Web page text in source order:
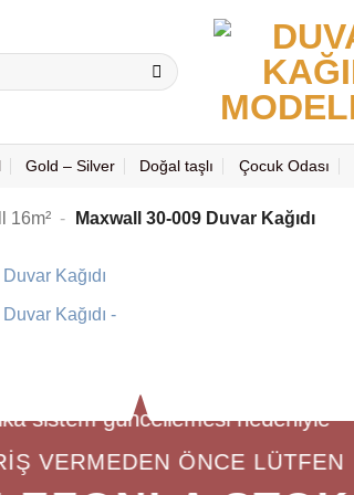
Gold – Silver Doğal taşlı Çocuk Odası
16m² - Maxwall 30-009 Duvar Kağıdı
sistem güncellemesi nedeniyle
VERMEDEN ÖNCE LÜTFEN